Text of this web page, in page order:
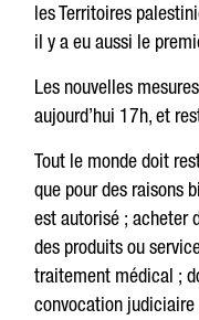
les Territoires
il y a eu aussi le
Les nouvelles
aujourd’hui 17h, et
Tout le monde doit
que pour des raisons
est autorisé ; acheter
des produits ou
traitement médical ;
convocation